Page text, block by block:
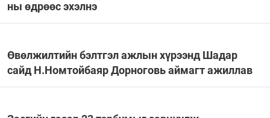
ны өдрөөс эхэлнэ
Өвөлжилтийн бэлтгэл ажлын хүрээнд Шадар
сайд Н.Номтойбаяр Дорноговь аймагт ажиллав